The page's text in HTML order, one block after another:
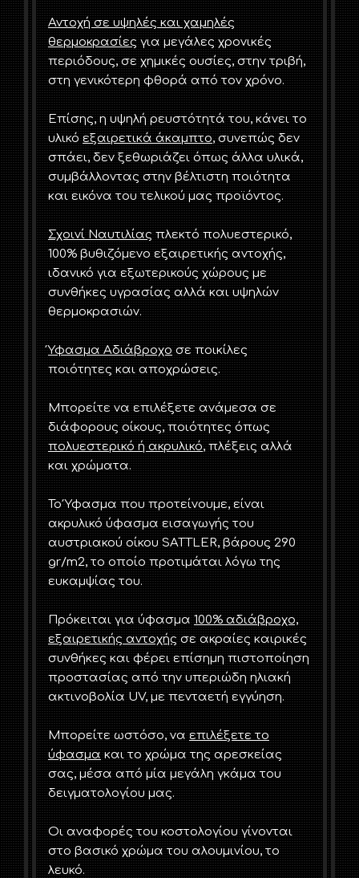
Αντοχή σε υψηλές και χαμηλές
θερμοκρασίεςγια μεγάλες χρονικές
περιόδους, σε χημικές ουσίες, στην τριβή,
στη γενικότερη φθορά από τον χρόνο.
Επίσης, η υψηλή ρευστότητά του, κάνει το
υλικόεξαιρετικά άκαμπτο, συνεπώς δεν
σπάει, δεν ξεθωριάζει όπως άλλα υλικά,
συμβάλλοντας στην βέλτιστη ποιότητα
και εικόνα του τελικού μας προϊόντος.
Σχοινί Ναυτιλίαςπλεκτό πολυεστερικό,
100% βυθιζόμενο εξαιρετικής αντοχής,
ιδανικό για εξωτερικούς χώρους με
συνθήκες υγρασίας αλλά και υψηλών
θερμοκρασιών.
Ύφασμα Αδιάβροχοσε ποικίλες
ποιότητες και αποχρώσεις.
Μπορείτε να επιλέξετε ανάμεσα σε
διάφορους οίκους, ποιότητες όπως
πολυεστερικό ή ακρυλικό, πλέξεις αλλά
και χρώματα.
Το Ύφασμα που προτείνουμε, είναι
ακρυλικό ύφασμα εισαγωγής του
αυστριακού οίκου SATTLER, βάρους 290
gr/m2, το οποίο προτιμάται λόγω της
ευκαμψίας του.
Πρόκειται για ύφασμα100% αδιάβροχο,
εξαιρετικής αντοχήςσε ακραίες καιρικές
συνθήκες και φέρει επίσημη πιστοποίηση
προστασίας από την υπεριώδη ηλιακή
ακτινοβολία UV, με πενταετή εγγύηση.
Μπορείτε ωστόσο, ναεπιλέξετε το
ύφασμακαι το χρώμα της αρεσκείας
σας, μέσα από μία μεγάλη γκάμα του
δειγματολογίου μας.
Οι αναφορές του κοστολογίου γίνονται
στο βασικό χρώμα του αλουμινίου, το
λευκό.